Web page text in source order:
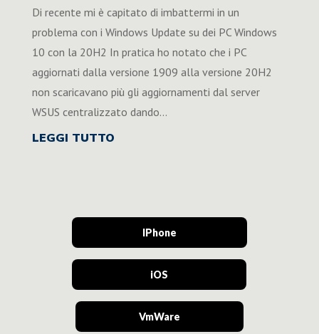
Di recente mi è capitato di imbattermi in un
problema con i Windows Update su dei PC Windows
10 con la 20H2 In pratica ho notato che i PC
aggiornati dalla versione 1909 alla versione 20H2
non scaricavano più gli aggiornamenti dal server
WSUS centralizzato dando...
LEGGI TUTTO
IPhone
iOS
VmWare